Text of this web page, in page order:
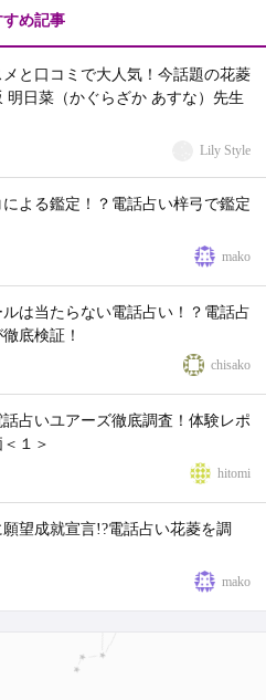
すめ記事
と口コミで大人気！今話題の花菱
明日菜（かぐらざか あすな）先生
Lily Style
よる鑑定！？電話占い梓弓で鑑定
mako
は当たらない電話占い！？電話占
底検証！
chisako
占いユアーズ徹底調査！体験レポ
１＞
hitomi
望成就宣言!?電話占い花菱を調
mako